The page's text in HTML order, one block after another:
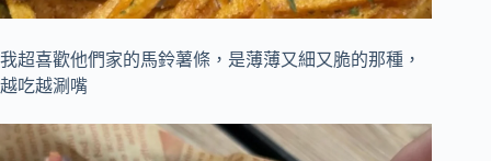
我超喜歡他們家的馬鈴薯條，是薄薄又細又脆的那種，
越吃越涮嘴